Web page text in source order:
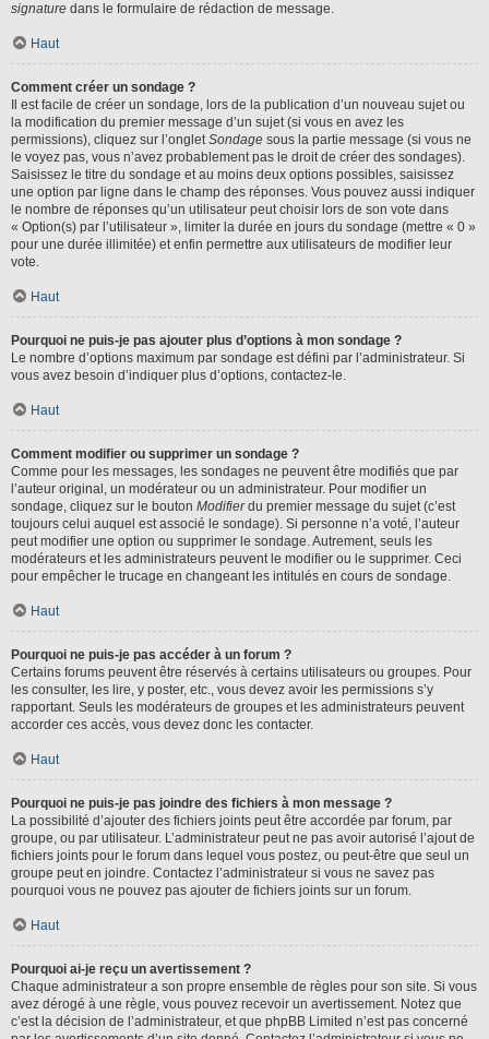
signature dans le formulaire de rédaction de message.
Haut
Comment créer un sondage ?
Il est facile de créer un sondage, lors de la publication d’un nouveau sujet ou
la modification du premier message d’un sujet (si vous en avez les
permissions), cliquez sur l’ongletSondage sous la partie message (si vous ne
le voyez pas, vous n’avez probablement pas le droit de créer des sondages).
Saisissez le titre du sondage et au moins deux options possibles, saisissez
une option par ligne dans le champ des réponses. Vous pouvez aussi indiquer
le nombre de réponses qu’un utilisateur peut choisir lors de son vote dans
« Option(s) par l’utilisateur », limiter la durée en jours du sondage (mettre « 0 »
pour une durée illimitée) et enfin permettre aux utilisateurs de modifier leur
vote.
Haut
Pourquoi ne puis-je pas ajouter plus d’options à mon sondage ?
Le nombre d’options maximum par sondage est défini par l’administrateur. Si
vous avez besoin d’indiquer plus d’options, contactez-le.
Haut
Comment modifier ou supprimer un sondage ?
Comme pour les messages, les sondages ne peuvent être modifiés que par
l’auteur original, un modérateur ou un administrateur. Pour modifier un
sondage, cliquez sur le bouton Modifierdu premier message du sujet (c’est
toujours celui auquel est associé le sondage). Si personne n’a voté, l’auteur
peut modifier une option ou supprimer le sondage. Autrement, seuls les
modérateurs et les administrateurs peuvent le modifier ou le supprimer. Ceci
pour empêcher le trucage en changeant les intitulés en cours de sondage.
Haut
Pourquoi ne puis-je pas accéder à un forum ?
Certains forums peuvent être réservés à certains utilisateurs ou groupes. Pour
les consulter, les lire, y poster, etc., vous devez avoir les permissions s’y
rapportant. Seuls les modérateurs de groupes et les administrateurs peuvent
accorder ces accès, vous devez donc les contacter.
Haut
Pourquoi ne puis-je pas joindre des fichiers à mon message ?
La possibilité d’ajouter des fichiers joints peut être accordée par forum, par
groupe, ou par utilisateur. L’administrateur peut ne pas avoir autorisé l’ajout de
fichiers joints pour le forum dans lequel vous postez, ou peut-être que seul un
groupe peut en joindre. Contactez l’administrateur si vous ne savez pas
pourquoi vous ne pouvez pas ajouter de fichiers joints sur un forum.
Haut
Pourquoi ai-je reçu un avertissement ?
Chaque administrateur a son propre ensemble de règles pour son site. Si vous
avez dérogé à une règle, vous pouvez recevoir un avertissement. Notez que
c’est la décision de l’administrateur, et que phpBB Limited n’est pas concerné